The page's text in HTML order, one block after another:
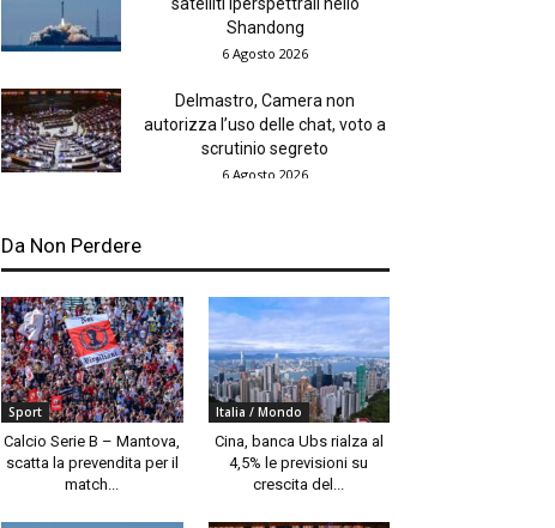
satelliti iperspettrali nello
Shandong
6 Agosto 2026
Delmastro, Camera non
autorizza l’uso delle chat, voto a
scrutinio segreto
6 Agosto 2026
Da Non Perdere
Sport
Calcio Serie B – Mantova,
scatta la prevendita per il
match...
Italia / Mondo
Cina, banca Ubs rialza al
4,5% le previsioni su
crescita del...